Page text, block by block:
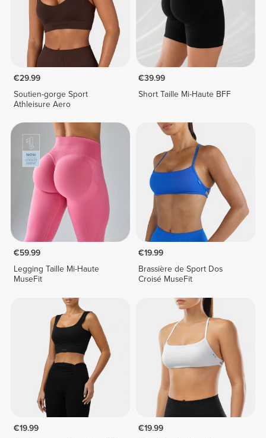
€29.99
Soutien-gorge Sport
Athleisure Aero
€39.99
Short Taille Mi-Haute BFF
€59.99
Legging Taille Mi-Haute
MuseFit
€19.99
Brassière de Sport Dos
Croisé MuseFit
€19.99
€19.99